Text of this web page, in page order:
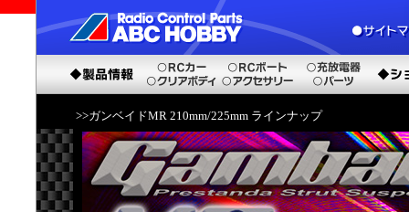
>>ガンベイドMR 210mm/225mm ラインナップ